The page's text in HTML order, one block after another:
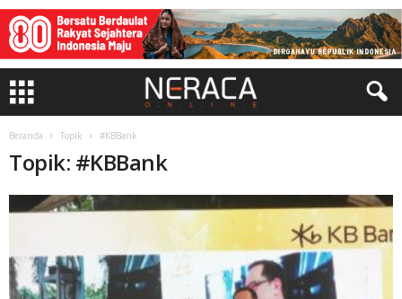
Beranda Topik #KBBank
Topik: #KBBank